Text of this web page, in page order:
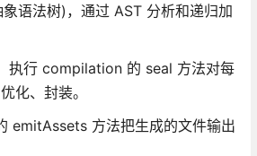
语法树)，通过 AST 分析和递归加
执行 compilation 的 seal 方法对每
化、封装。
emitAssets 方法把生成的文件输出